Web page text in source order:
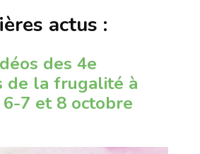
actus :
des 4e
de la frugalité à
7 et 8 octobre